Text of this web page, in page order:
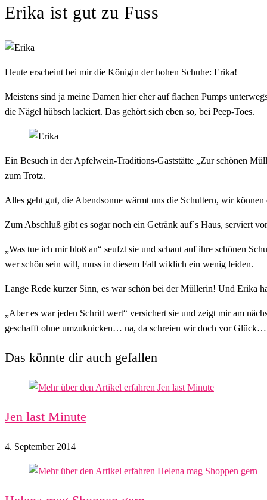
Erika ist gut zu Fuss
Heute erscheint bei mir die Königin der hohen Schuhe: Erika!
Meistens sind ja meine Damen hier eher auf flachen Pumps
die Nägel hübsch lackiert. Das gehört sich eben so, bei Peep-Toes.
Ein Besuch in der Apfelwein-Traditions-Gaststätte „Zur schönen
zum Trotz.
Alles geht gut, die Abendsonne wärmt uns die Schultern, wir können
Zum Abschluß gibt es sogar noch ein Getränk auf`s Haus, serviert
„Was tue ich mir bloß an“ seufzt sie und schaut auf ihre schönen
wer schön sein will, muss in diesem Fall wiklich ein wenig leiden.
Lange Rede kurzer Sinn, es war schön bei der Müllerin! Und Erika
„Aber es war jeden Schritt wert“ versichert sie und zeigt mir am
geschafft ohne umzuknicken… na, da schreien wir doch vor
Das könnte dir auch gefallen
Jen last Minute
4. September 2014